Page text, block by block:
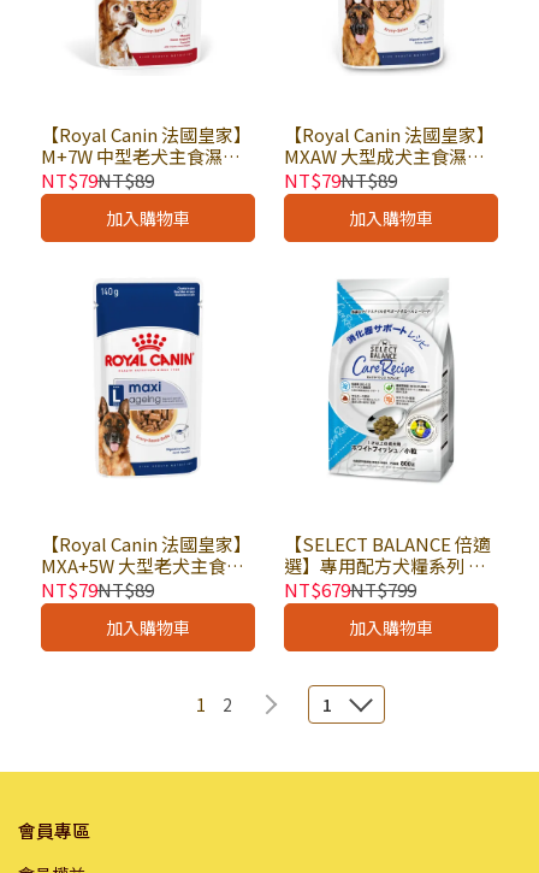
【Royal Canin 法國皇家】
M+7W 中型老犬主食濕糧
140g × 包｜狗主食餐包 狗
主食罐 老犬餐包 皇家犬濕
糧｜歐洲進口
NT$79NT$89
加入購物車
【Royal Canin 法國皇家】
MXAW 大型成犬主食濕糧
140g × 包｜狗主食餐包 狗
主食罐 皇家犬濕糧｜歐洲
NT$79NT$89
加入購物車
【Royal Canin 法國皇家】
MXA+5W 大型老犬主食濕
糧 140g × 包｜狗主食餐包
狗主食罐 老犬餐包 皇家犬
濕糧｜歐洲進口
NT$79NT$89
加入購物車
【SELECT BALANCE 倍適
選】專用配方犬糧系列 消
化系統保健配方(鮮魚口味)
800g × 包｜狗乾糧 狗飼料
配方飼料 有穀飼料 愛寵日
糧
NT$679NT$799
加入購物車
1 2 1
會員專區